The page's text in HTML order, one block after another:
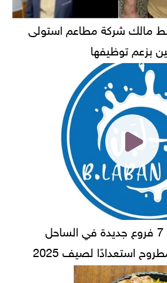
مالك شركة مطاعم استولى
بزعم توظيفها
"بلبن" تعلن افتتاح 7 فروع جديدة في الساحل
استعدادًا لصيف 2025